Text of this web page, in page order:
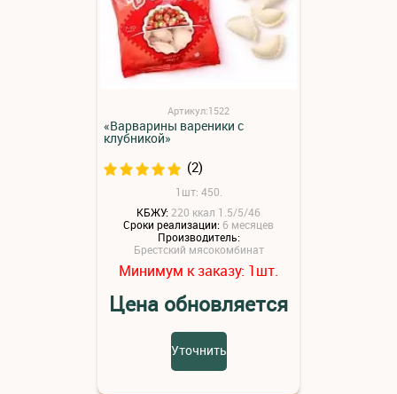
Артикул:1522
«Варварины вареники с
клубникой»
(2)
1шт: 450.
КБЖУ: 220 ккал 1.5/5/46
Сроки реализации: 6 месяцев
Производитель:
Брестский мясокомбинат
Минимум к заказу: 1шт.
Цена обновляется
Уточнить